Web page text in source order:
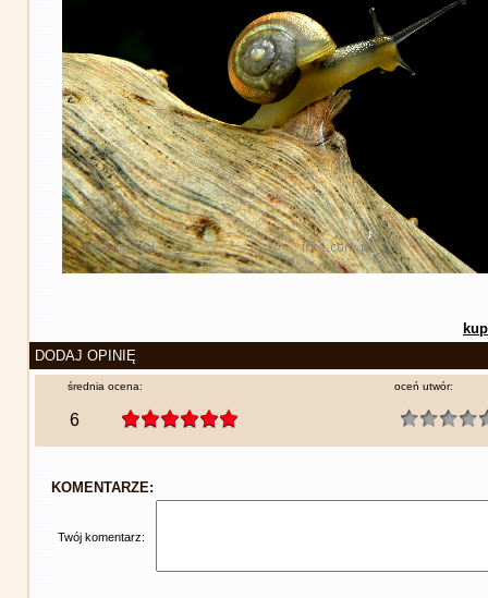
DODAJ OPINIĘ
średnia ocena:
6
oceń utwór:
KOMENTARZE:
Twój komentarz: